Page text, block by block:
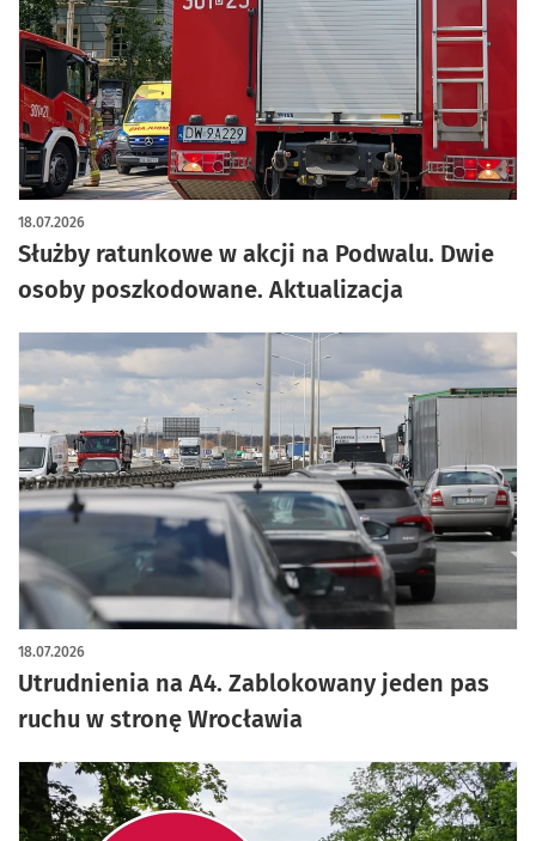
Służby ratunkowe w akcji na Podwalu. Dwie
osoby poszkodowane. Aktualizacja
18.07.2026
artykuł z galerią zdjęć
Utrudnienia na A4. Zablokowany jeden pas
ruchu w stronę Wrocławia
18.07.2026